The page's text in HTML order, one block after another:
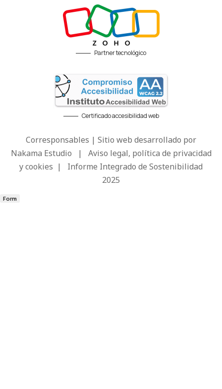
Partner tecnológico
Certificado accesibilidad web
Corresponsables | Sitio web desarrollado por
Nakama Estudio | Aviso legal, política de privacidad
y cookies | Informe Integrado de Sostenibilidad
2025
Form